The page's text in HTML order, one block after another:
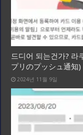
드디어 되는건가? 라
プリのプッシュ通知)
2024년 11월 9일